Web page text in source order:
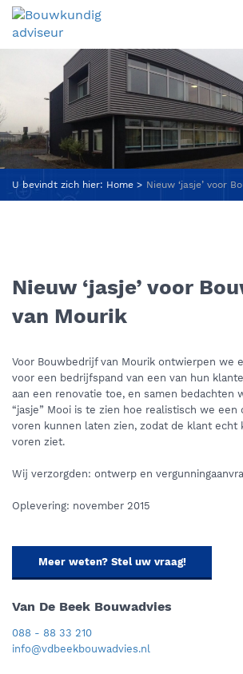
U bevindt zich hier: Home Nieuw ‘jasje’ voor
Nieuw ‘jasje’ voor
van Mourik
Voor Bouwbedrijf van Mourik ontwierpen we
voor een bedrijfspand van een van hun
aan een renovatie toe, en samen bedachten
“jasje” Mooi is te zien hoe realistisch we een
voren kunnen laten zien, zodat de klant echt
voren ziet.
Wij verzorgden: ontwerp en
Oplevering: november 2015
Meer weten? Stel uw vraag!
Van De Beek Bouwadvies
088 - 88 33 210
info@vdbeekbouwadvies.nl